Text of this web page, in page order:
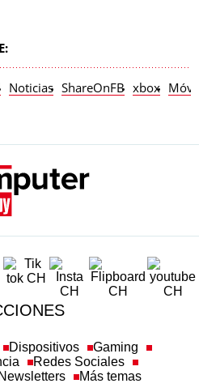
Noticias ShareOnFB xbox
Dispositivos
Gaming
Redes Sociales
Más temas